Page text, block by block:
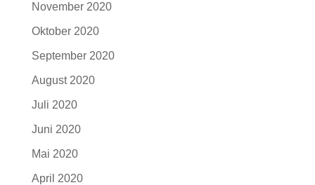
November 2020
Oktober 2020
September 2020
August 2020
Juli 2020
Juni 2020
Mai 2020
April 2020